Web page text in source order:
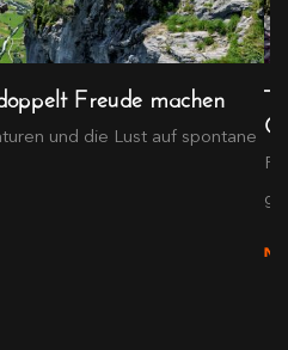
Freude machen
und die Lust auf spontane